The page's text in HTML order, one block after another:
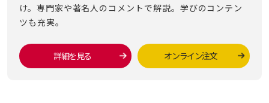
け。専門家や著名人のコメントで解説。学びのコンテン
ツも充実。
詳細を見る オンライン注文